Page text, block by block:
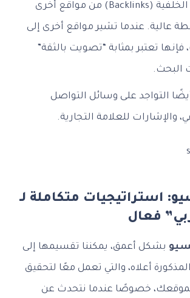
الروابط الخلفية (Backlinks) من مواقع أخرى
عالية. عندما تشير مواقع أخرى إلى
تعتبر بمثابة “تصويت بالثقة”
البحث.
التواجد على وسائل التواصل
والإشارات للعلامة التجارية.
استراتيجيات متكاملة لـ
فعال
بشكل أعمق، يمكننا تقسيمها إلى
أعلاه، والتي تعمل معًا لتحقيق
لموقعك، خصوصًا عندما نتحدث عن